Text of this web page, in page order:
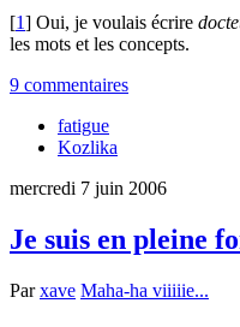
[1] Oui, je voulais écrire
les mots et les concepts.
9 commentaires
fatigue
Kozlika
mercredi 7 juin 2006
Je suis en pleine
Parxave Maha-ha viiiiie...